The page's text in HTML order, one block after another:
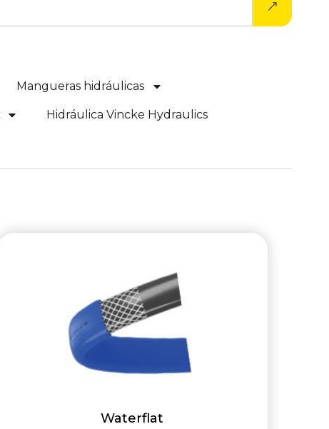
Mangueras hidráulicas
Hidráulica Vincke Hydraulics
Waterflat